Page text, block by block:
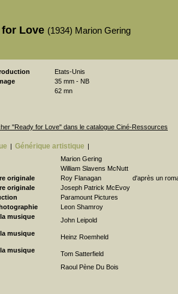
for Love (1934) Marion Gering
Etats-Unis
35 mm - NB
62 mn
"Ready for Love" dans le catalogue Ciné-Ressources
| Générique artistique |
Marion Gering
William Slavens McNutt
originale
Roy Flanagan
d'après un
originale
Joseph Patrick McEvoy
Paramount Pictures
Leon Shamroy
musique
John Leipold
musique
Heinz Roemheld
musique
Tom Satterfield
Raoul Pène Du Bois